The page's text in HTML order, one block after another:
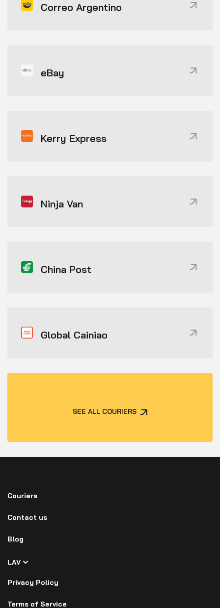
Correo Argentino
eBay
Kerry Express
Ninja Van
China Post
Global Cainiao
SEE ALL COURIERS
Couriers
Contact us
Blog
LAV
Privacy Policy
Terms of Service